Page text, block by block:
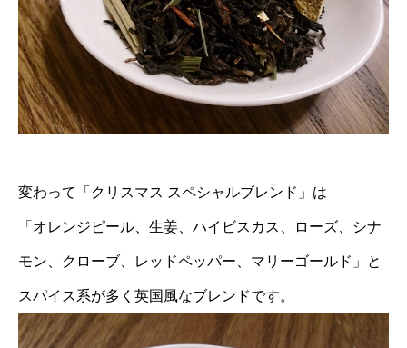
変わって「クリスマス スペシャルブレンド」は
「オレンジピール、生姜、ハイビスカス、ローズ、シナ
モン、クローブ、レッドペッパー、マリーゴールド」と
スパイス系が多く英国風なブレンドです。